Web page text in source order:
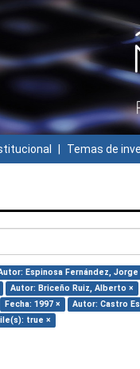
Temas de
Espinosa Fernández, Jorge
Autor: Briceño Ruiz, Alberto ×
Fecha: 1997 × Autor: Castro
true ×